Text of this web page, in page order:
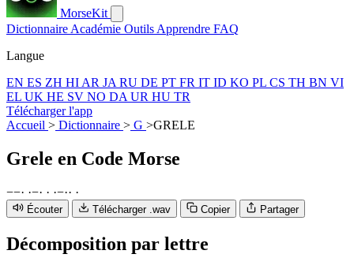
MorseKit
Dictionnaire Académie Outils Apprendre FAQ
Langue
EN ES ZH HI AR JA RU DE PT FR IT ID KO PL CS TH BN VI
EL UK HE SV NO DA UR HU TR
Télécharger l'app
Accueil > Dictionnaire > G >GRELE
Grele en Code Morse
−−· ·−· · ·−·· ·
Écouter Télécharger .wav Copier Partager
Décomposition par lettre